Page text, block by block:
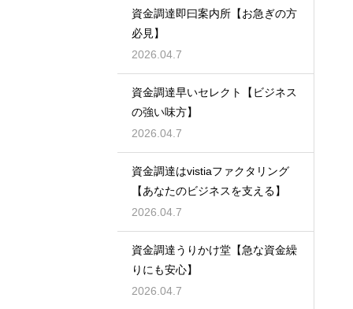
資金調達即曰案内所【お急ぎの方
必見】
2026.04.7
資金調達早いセレクト【ビジネス
の強い味方】
2026.04.7
資金調達はvistiaファクタリング
【あなたのビジネスを支える】
2026.04.7
資金調達うりかけ堂【急な資金繰
りにも安心】
2026.04.7